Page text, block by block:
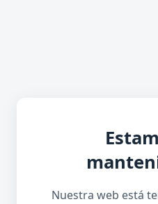
Nuestra web está